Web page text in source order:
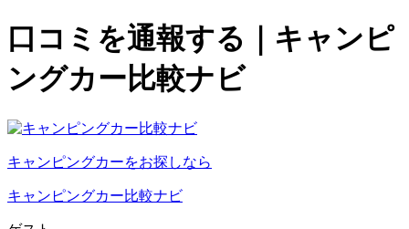
口コミを通報する｜キャンピ
ングカー比較ナビ
キャンピングカーをお探しなら
キャンピングカー比較ナビ